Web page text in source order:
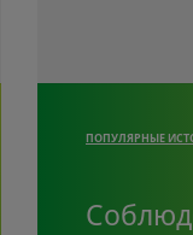
ПОПУЛЯРНЫЕ